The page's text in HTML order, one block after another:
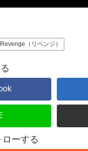
Revenge（リベンジ）
ーする